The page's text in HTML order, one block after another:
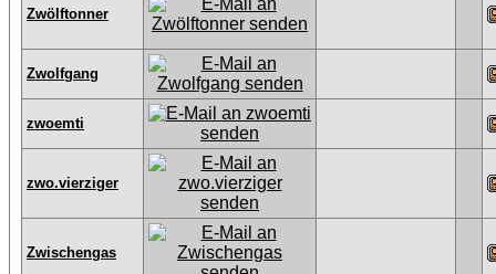
Zwölftonner
Zwolfgang
zwoemti
zwo.vierziger
Zwischengas